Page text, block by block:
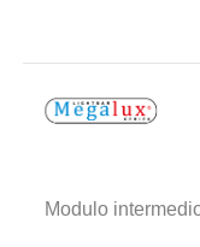
Modulo